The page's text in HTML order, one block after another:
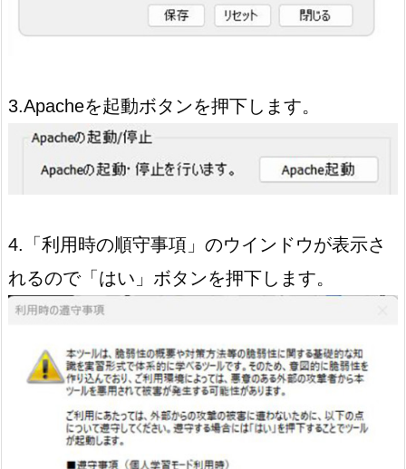
3.Apacheを起動ボタンを押下します。
4.「利用時の順守事項」のウインドウが表示さ
れるので「はい」ボタンを押下します。